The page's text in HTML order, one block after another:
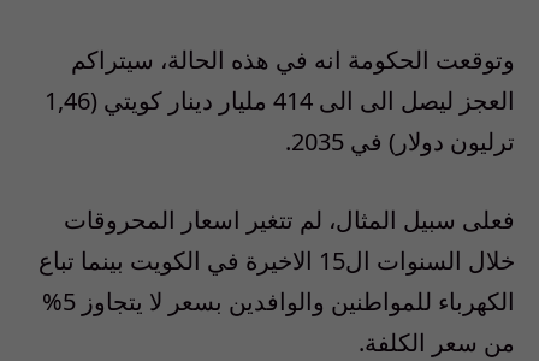
وتوقعت الحكومة انه في هذه الحالة، سيتراكم
العجز ليصل الى الى 414 مليار دينار كويتي (1,46
ترليون دولار) في 2035.
فعلى سبيل المثال، لم تتغير اسعار المحروقات
خلال السنوات ال15 الاخيرة في الكويت بينما تباع
الكهرباء للمواطنين والوافدين بسعر لا يتجاوز 5%
من سعر الكلفة.